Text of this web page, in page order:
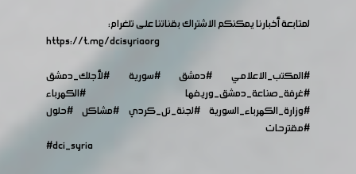
لمتابعة أخبارنا يمكنكم الاشتراك بقناتنا على تلغرام:
https://t.me/dcisyriaorg
#المكتب_الاعلامي
#دمشق #سورية
#لأجلك_دمشق
#غرفة_صناعة_دمشق_وريفها
#الكهرباء
#وزارة_الكهرباء_السورية #لجنة_تل_كردي #مشاكل #حلول
#مقترحات
#dci_syria